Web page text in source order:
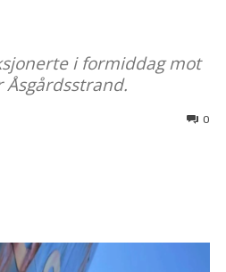
i formiddag mot
0